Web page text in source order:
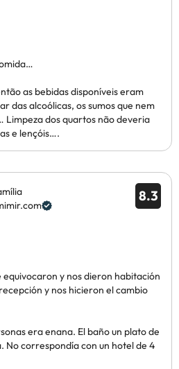
as bebidas disponíveis eram
das alcoólicas, os sumos que nem
Limpeza dos quartos não deveria
e lençóis….
8.3
equivocaron y nos dieron habitación
y nos hicieron el cambio
era enana. El baño un plato de
No correspondía con un hotel de 4